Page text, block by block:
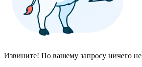
Извините! По вашему запросу ничего